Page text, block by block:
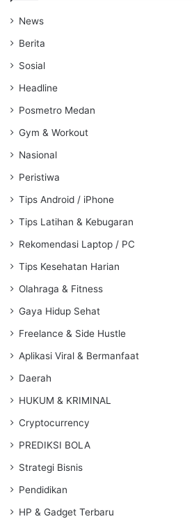
News
Berita
Sosial
Headline
Posmetro Medan
Gym & Workout
Nasional
Peristiwa
Tips Android / iPhone
Tips Latihan & Kebugaran
Rekomendasi Laptop / PC
Tips Kesehatan Harian
Olahraga & Fitness
Gaya Hidup Sehat
Freelance & Side Hustle
Aplikasi Viral & Bermanfaat
Daerah
HUKUM & KRIMINAL
Cryptocurrency
PREDIKSI BOLA
Strategi Bisnis
Pendidikan
HP & Gadget Terbaru